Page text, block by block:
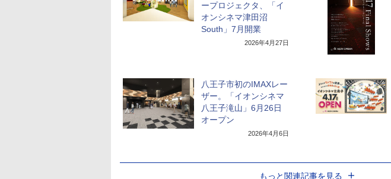
ープロジェクタ、「イ
オンシネマ津田沼
South」7月開業
2026年4月27日
八王子市初のIMAXレー
ザー。「イオンシネマ
八王子滝山」6月26日
オープン
2026年4月6日
もっと関連記事を見る